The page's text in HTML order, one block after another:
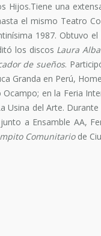
Hijos.Tiene una
el mismo Teatro
1987. Obtuvo
los discos Laura
de sueños.
Granda en Perú,
en la Feria
Usina del Arte.
a Ensamble AA,
Comunitariode